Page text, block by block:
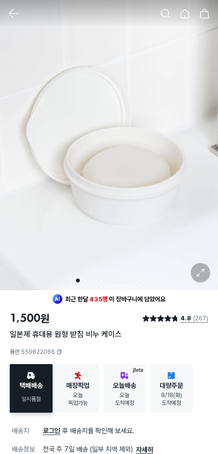
장바구니
1 2 3 4 5 6 7 8 9
확대 보기
최근 한달435명 이 장바구니에 담았어요
장바구니에 담았어요
1,500원 별점 4.8점 4.8 (267)
일본제 휴대용 원형 받침 비누 케이스
품번 559622066
택배배송
일시품절
매장픽업
오늘
픽업가능
BETA
오늘배송
오늘
도착예정
대량주문
8/18(화)
도착예정
배송지 로그인 후 배송지를 확인해 보세요.
배송정보 전국 주 7일 배송 (일부 지역 제외) 자세히